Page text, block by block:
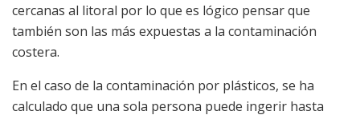
cercanas al litoral por lo que es lógico pensar que
también son las más expuestas a la contaminación
costera.
En el caso de la contaminación por plásticos, se ha
calculado que una sola persona puede ingerir hasta